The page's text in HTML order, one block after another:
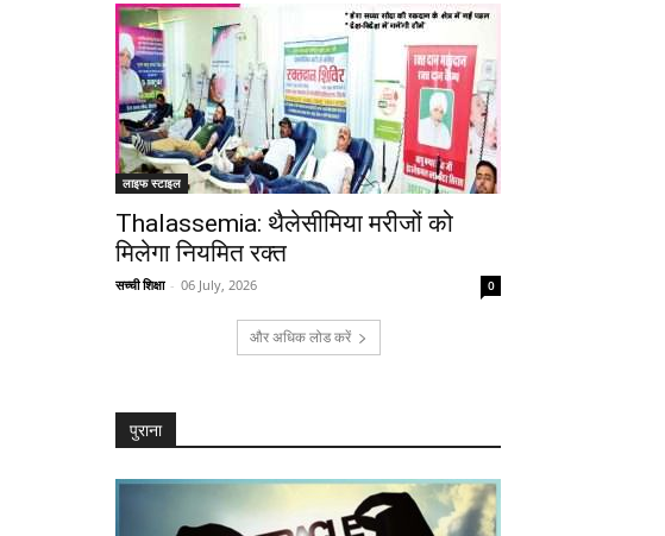
लाइफ स्टाइल
Thalassemia: थैलेसीमिया मरीजों को
मिलेगा नियमित रक्त
सच्ची शिक्षा - 06 July, 2026 0
और अधिक लोड करें
पुराना